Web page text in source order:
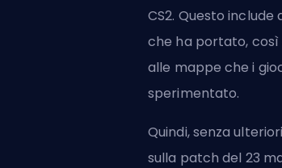
CS2. Questo
che ha portato,
alle mappe che i
sperimentato.
Quindi, senza
sulla patch del 23